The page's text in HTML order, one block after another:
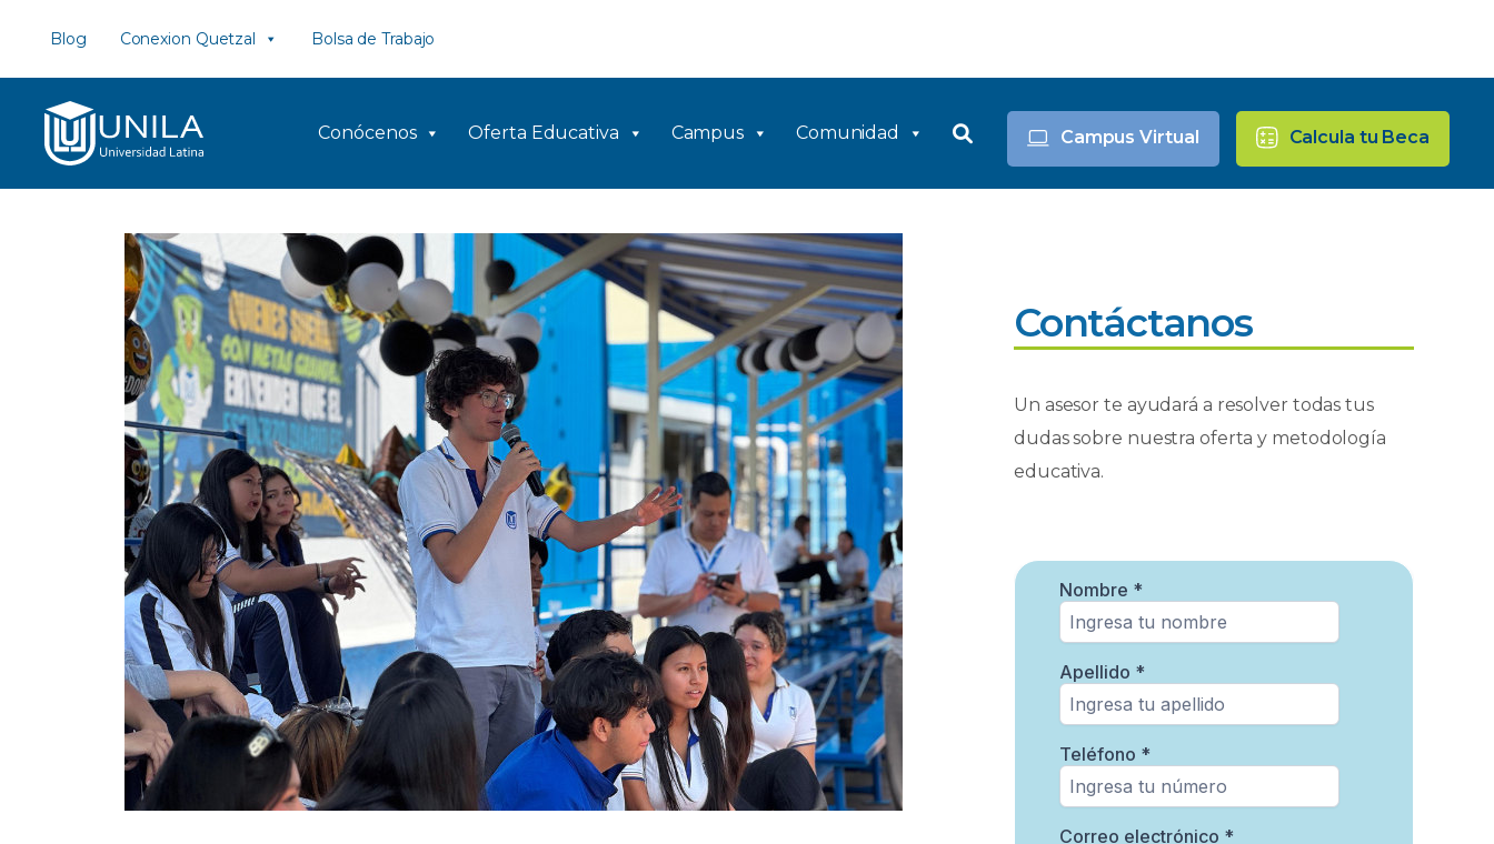
contenido
Blog Conexion Quetzal Bolsa de Trabajo
Conócenos Oferta Educativa Campus Comunidad Campus Virtual Calcula tu Beca
Contáctanos
Un asesor te ayudará a resolver todas tus
dudas sobre nuestra oferta y metodología
educativa.